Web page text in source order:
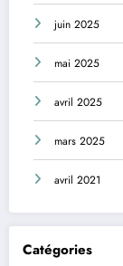
juin 2025
mai 2025
avril 2025
mars 2025
avril 2021
Catégories